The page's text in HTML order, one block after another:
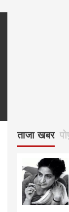
ताजा खबर